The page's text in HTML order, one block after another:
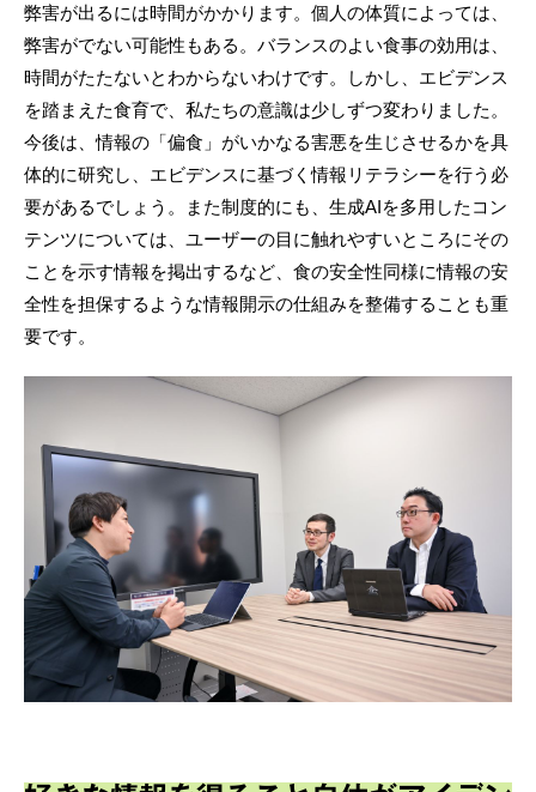
弊害が出るには時間がかかります。個人の体質によっては、
弊害がでない可能性もある。バランスのよい食事の効用は、
時間がたたないとわからないわけです。しかし、エビデンス
を踏まえた食育で、私たちの意識は少しずつ変わりました。
今後は、情報の「偏食」がいかなる害悪を生じさせるかを具
体的に研究し、エビデンスに基づく情報リテラシーを行う必
要があるでしょう。また制度的にも、生成AIを多用したコン
テンツについては、ユーザーの目に触れやすいところにその
ことを示す情報を掲出するなど、食の安全性同様に情報の安
全性を担保するような情報開示の仕組みを整備することも重
要です。